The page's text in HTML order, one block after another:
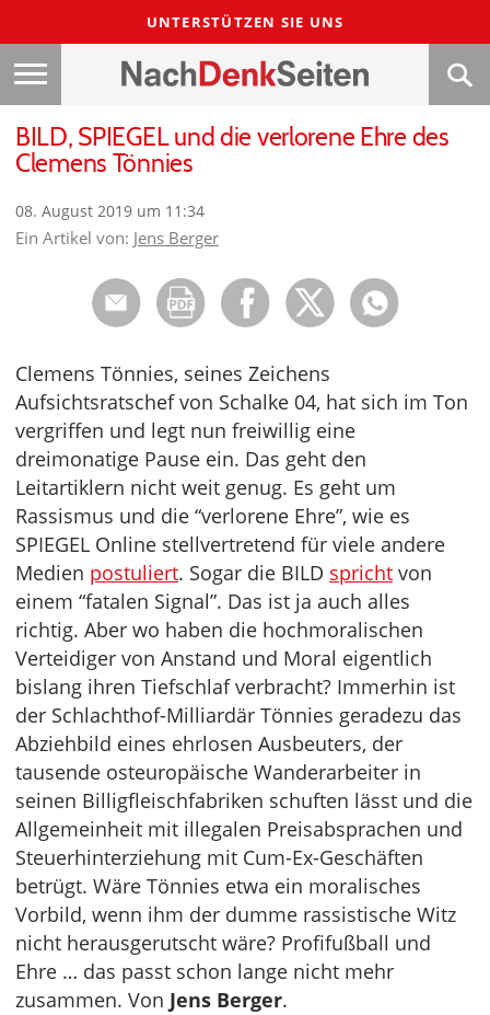
UNTERSTÜTZEN SIE UNS
BILD, SPIEGEL und die verlorene Ehre des
Clemens Tönnies
08. August 2019 um 11:34
Ein Artikel von: Jens Berger
Clemens Tönnies, seines Zeichens
Aufsichtsratschef von Schalke 04, hat sich im Ton
vergriffen und legt nun freiwillig eine
dreimonatige Pause ein. Das geht den
Leitartiklern nicht weit genug. Es geht um
Rassismus und die “verlorene Ehre”, wie es
SPIEGEL Online stellvertretend für viele andere
Medien postuliert. Sogar die BILD spricht von
einem “fatalen Signal”. Das ist ja auch alles
richtig. Aber wo haben die hochmoralischen
Verteidiger von Anstand und Moral eigentlich
bislang ihren Tiefschlaf verbracht? Immerhin ist
der Schlachthof-Milliardär Tönnies geradezu das
Abziehbild eines ehrlosen Ausbeuters, der
tausende osteuropäische Wanderarbeiter in
seinen Billigfleischfabriken schuften lässt und die
Allgemeinheit mit illegalen Preisabsprachen und
Steuerhinterziehung mit Cum-Ex-Geschäften
betrügt. Wäre Tönnies etwa ein moralisches
Vorbild, wenn ihm der dumme rassistische Witz
nicht herausgerutscht wäre? Profifußball und
Ehre … das passt schon lange nicht mehr
zusammen. Von Jens Berger.